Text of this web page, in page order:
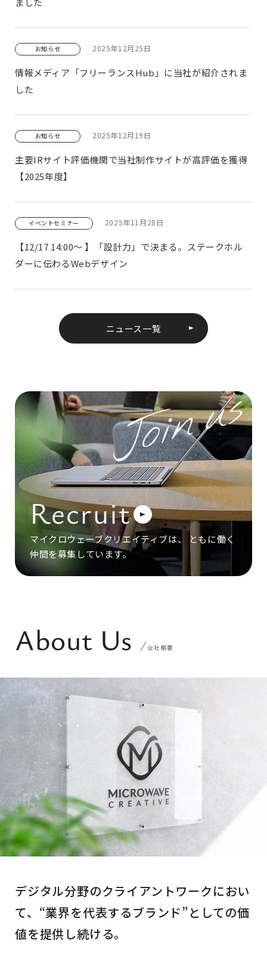
お知らせ 2025年12月25日
情報メディア「フリーランスHub」に当社が紹介されま
した
お知らせ 2025年12月19日
主要IRサイト評価機関で当社制作サイトが高評価を獲得
【2025年度】
イベントセミナー 2025年11月28日
【12/17 14:00～ 】「設計力」で決まる。ステークホル
ダーに伝わるWebデザイン
ニュース一覧
Recruit
マイクロウェーブクリエイティブは、
ともに働く
仲間を募集しています。
About Us 会社概要
デジタル分野のクライアントワークにおい
て、 “業界を代表するブランド”としての価
値を提供し続ける。